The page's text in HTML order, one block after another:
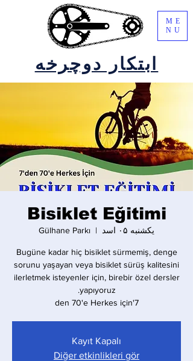
ابتکار دوچرخه
ME
NU
Bisiklet Eğitimi
یکشنبه ۰۵ اسد
  |
Gülhane Parkı
Bugüne kadar hiç bisiklet sürmemiş, denge
sorunu yaşayan veya bisiklet sürüş kalitesini
ilerletmek isteyenler için, birebir özel dersler
7'den 70'e Herkes için
Kayıt Kapalı
Diğer etkinlikleri gör